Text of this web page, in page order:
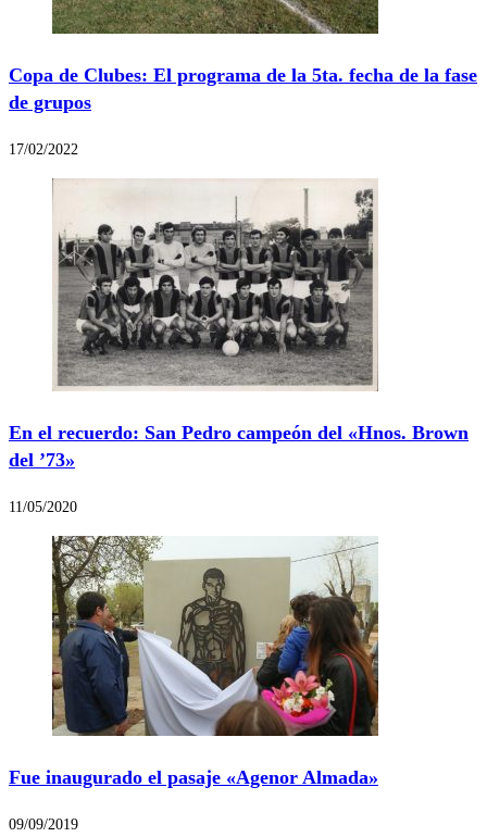
Copa de Clubes: El programa de la 5ta. fecha de la fase
de grupos
17/02/2022
En el recuerdo: San Pedro campeón del «Hnos. Brown
del ’73»
11/05/2020
Fue inaugurado el pasaje «Agenor Almada»
09/09/2019